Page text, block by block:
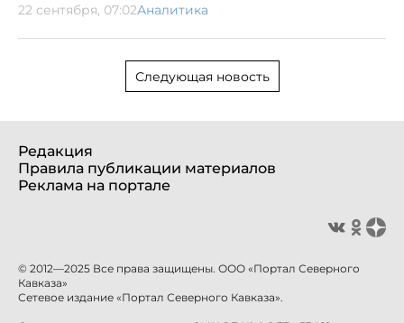
22 сентября, 07:02Аналитика
Следующая новость
Редакция
Правила публикации материалов
Реклама на портале
© 2012—2025 Все права защищены. ООО «Портал Северного
Кавказа»
Сетевое издание «Портал Северного Кавказа».